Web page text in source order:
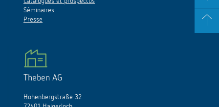
Séminaires
Presse
Theben AG
Hohenbergstraße 32